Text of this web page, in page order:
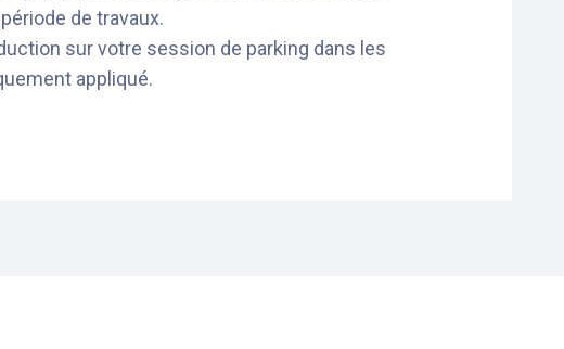
de travaux.
sur votre session de parking dans les
appliqué.